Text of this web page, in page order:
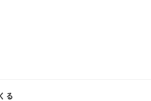
る